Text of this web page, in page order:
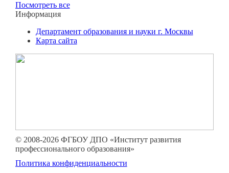
Посмотреть все
Информация
Департамент образования и науки г. Москвы
Карта сайта
© 2008-2026 ФГБОУ ДПО «Институт развития
профессионального образования»
Политика конфиденциальности